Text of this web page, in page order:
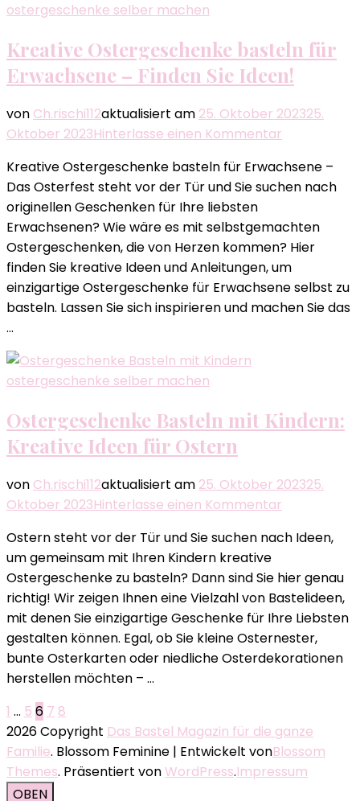
ostergeschenke selber machen
Kreative Ostergeschenke basteln für
Erwachsene – Finden Sie Ideen!
von Ch.rischi112aktualisiert am 25. Oktober 202325.
Oktober 2023Hinterlasse einen Kommentar
basteln
Erwachsene
–
Finden
Sie
Ideen!
Kreative Ostergeschenke basteln für Erwachsene –
Das Osterfest steht vor der Tür und Sie suchen nach
originellen Geschenken für Ihre liebsten
Erwachsenen? Wie wäre es mit selbstgemachten
Ostergeschenken, die von Herzen kommen? Hier
finden Sie kreative Ideen und Anleitungen, um
einzigartige Ostergeschenke für Erwachsene selbst zu
basteln. Lassen Sie sich inspirieren und machen Sie das
…
ostergeschenke selber machen
Ostergeschenke Basteln mit Kindern:
Kreative Ideen für Ostern
von Ch.rischi112aktualisiert am 25. Oktober 202325.
Oktober 2023Hinterlasse einen Kommentar
Basteln
Kindern:
Kreative
Ideen
für
Ostern
Ostern steht vor der Tür und Sie suchen nach Ideen,
um gemeinsam mit Ihren Kindern kreative
Ostergeschenke zu basteln? Dann sind Sie hier genau
richtig! Wir zeigen Ihnen eine Vielzahl von Bastelideen,
mit denen Sie einzigartige Geschenke für Ihre Liebsten
gestalten können. Egal, ob Sie kleine Osternester,
bunte Osterkarten oder niedliche Osterdekorationen
herstellen möchten – …
Seitennummerierung
der
Beiträge
Seite
1 … Seite
5 Seite
6 Seite
7 Seite
8
2026 Copyright Das Bastel Magazin für die ganze
Familie. Blossom Feminine | Entwickelt vonBlossom
Themes. Präsentiert vonWordPress.Impressum
OBEN